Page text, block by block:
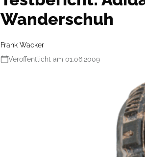
Wanderschuh
Frank Wacker
Veröffentlicht am 01.06.2009